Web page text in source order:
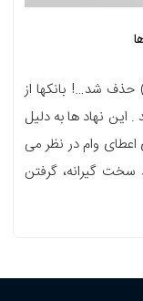
شد…! بانکها از
این نهاد ها به دلیل
وام در نظر می
گیرانه، گرفتن